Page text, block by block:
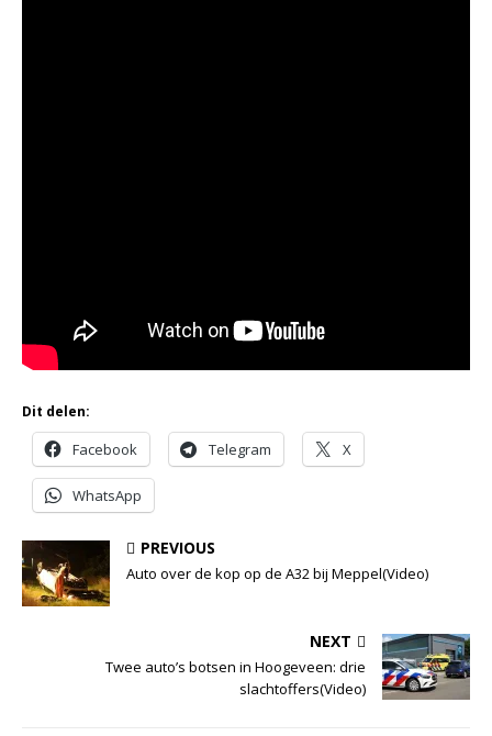
Dit delen:
Facebook Telegram X
WhatsApp
PREVIOUS
Auto over de kop op de A32 bij Meppel(Video)
NEXT
Twee auto’s botsen in Hoogeveen: drie
slachtoffers(Video)